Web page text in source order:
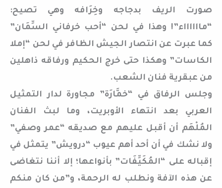
صورت الريف بدجاجه وخِرَافه وهي تصيح:
“مااااااء”! وهذا في لحن “أحب خرفاني السِّمَان”
كما عبرت عن انتصار الجيش الظافر في لحن “إملا
الكاسات” وهكذا حتى خرج الحكيم ورفاقه ذاهلين
من عبقرية فنان الشعب.
وجلس الرفاق في “خمَّارَة” مجاورة لدار التمثيل
العربي بعد انتهاء الأوبريت، وما لبث الفنان
المُلْهَم أن أقبل عليهم مع صديقه “عمر وصفي”
ولا نشك في أن أحد أهم عيوب “درويش” يتمثل في
إقباله على “المُكَيِّفَات” بأنواعها؛ إلا أننا نتغاضى
عن هذه الآفة ونطلب له الرحمة، و”من كان منكم